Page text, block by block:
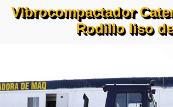
Vibrocompactador
Rodillo liso